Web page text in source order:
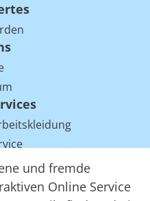
und fremde
Online Service
bei Arbeitskleidung
mit RFID